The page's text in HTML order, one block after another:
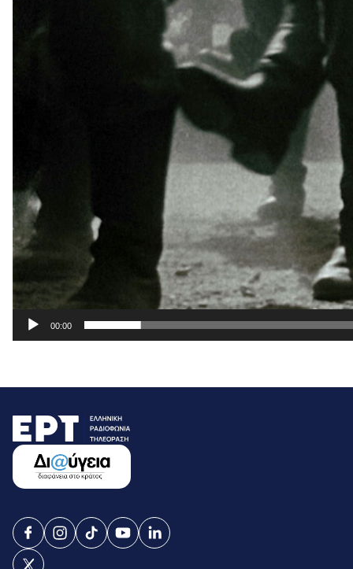
00:00